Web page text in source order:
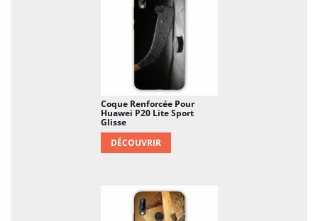
Coque Renforcée Pour
Huawei P20 Lite Sport
Glisse
DÉCOUVRIR